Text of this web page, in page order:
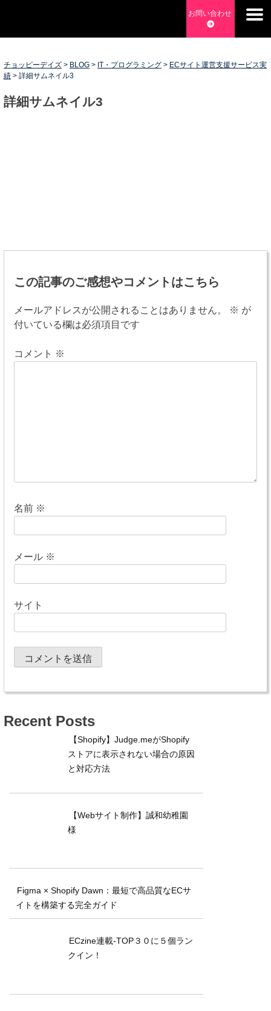
content
お問い合わせ
チョッピーデイズ > BLOG > IT・プログラミング > ECサイト運営支援サービス実
績 > 詳細サムネイル3
詳細サムネイル3
稿
ビ
ゲ
この記事のご感想やコメントはこちら
メールアドレスが公開されることはありません。 ※ が
付いている欄は必須項目です
コメント ※
名前 ※
メール ※
サイト
Recent Posts
【Shopify】Judge.meがShopify
ストアに表示されない場合の原因
と対応方法
【Webサイト制作】誠和幼稚園
様
Figma × Shopify Dawn：最短で高品質なECサ
イトを構築する完全ガイド
ECzine連載-TOP３０に５個ラン
クイン！